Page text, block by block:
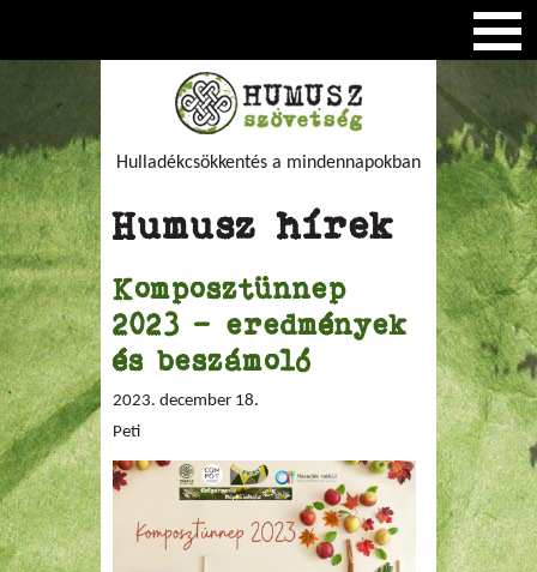
Hulladékcsökkentés a mindennapokban
Humusz hírek
Komposztünnep
2023 - eredmények
és beszámoló
2023. december 18.
Peti